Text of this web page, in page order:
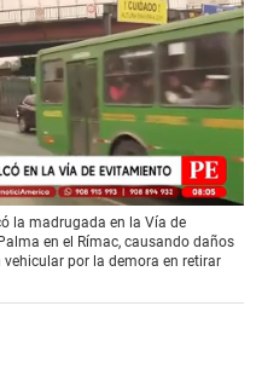
la madrugada en la Vía de
en el Rímac, causando daños
por la demora en retirar